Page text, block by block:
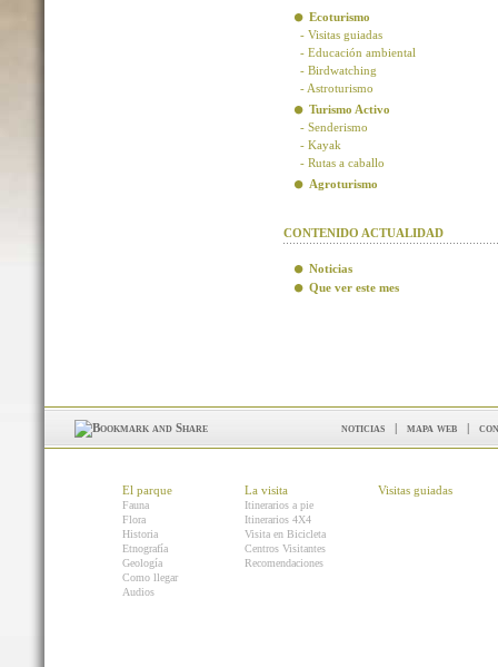
Ecoturismo
- Visitas guiadas
- Educación ambiental
- Birdwatching
- Astroturismo
Turismo Activo
- Senderismo
- Kayak
- Rutas a caballo
Agroturismo
CONTENIDO ACTUALIDAD
Noticias
Que ver este mes
noticias | mapa web |
El parque
Fauna
Flora
Historia
Etnografía
Geología
Como llegar
Audios
La visita
Itinerarios a pie
Itinerarios 4X4
Visita en Bicicleta
Centros Visitantes
Recomendaciones
Visitas guiadas